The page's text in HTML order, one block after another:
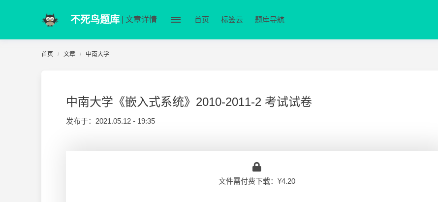
不死鸟题库 | 文章详情 首页 标签云 题库导航
首页 文章 中南大学
中南大学《嵌入式系统》2010-2011-2 考试试卷
发布于： 2021.05.12 - 19:35
文件需付费下载：¥4.20